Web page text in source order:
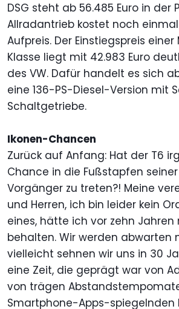
DSG steht ab 56.485 Euro in der
Allradantrieb kostet noch einmal
Aufpreis. Der Einstiegspreis
Klasse liegt mit 42.983 Euro
des VW. Dafür handelt es sich
eine 136-PS-Diesel-Version mit
Schaltgetriebe.
Ikonen-Chancen
Zurück auf Anfang: Hat der T6
Chance in die Fußstapfen
Vorgänger zu treten?! Meine
und Herren, ich bin leider kein
eines, hätte ich vor zehn Jahren
behalten. Wir werden abwarten
vielleicht sehnen wir uns in 30
eine Zeit, die geprägt war von
von trägen
Smartphone-Apps-